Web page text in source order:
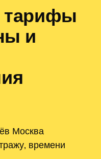
тарифы
и
Москва
времени